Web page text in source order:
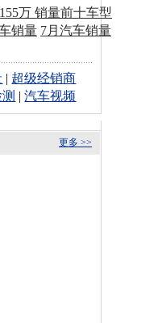
万 销量前十车型
销量 7月汽车销量
| 超级经销商
|汽车视频
更多 >>